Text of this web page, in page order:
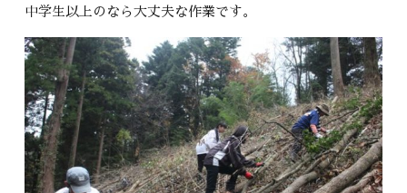
中学生以上のなら大丈夫な作業です。